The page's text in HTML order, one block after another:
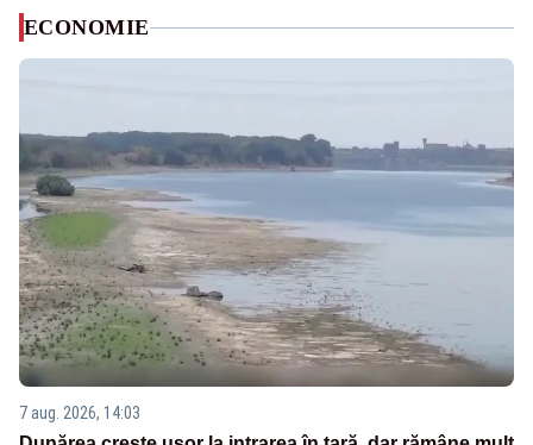
ECONOMIE
7 aug. 2026, 14:03